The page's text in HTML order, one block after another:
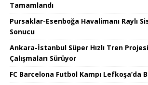
Tamamlandı
Pursaklar-Esenboğa Havalimanı Raylı
Sonucu
Ankara-İstanbul Süper Hızlı Tren
Çalışmaları Sürüyor
FC Barcelona Futbol Kampı Lefkoşa’da